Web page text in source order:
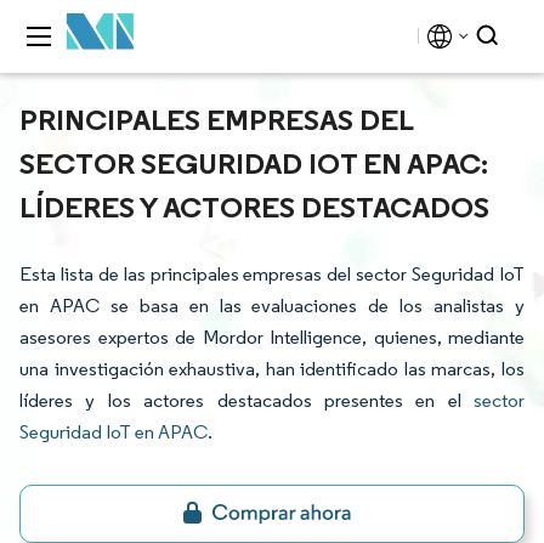
PRINCIPALES EMPRESAS DEL
SECTOR SEGURIDAD IOT EN APAC:
LÍDERES Y ACTORES DESTACADOS
Esta lista de las principales empresas del sector Seguridad IoT
en APAC se basa en las evaluaciones de los analistas y
asesores expertos de Mordor Intelligence, quienes, mediante
una investigación exhaustiva, han identificado las marcas, los
líderes y los actores destacados presentes en el sector
Seguridad IoT en APAC.